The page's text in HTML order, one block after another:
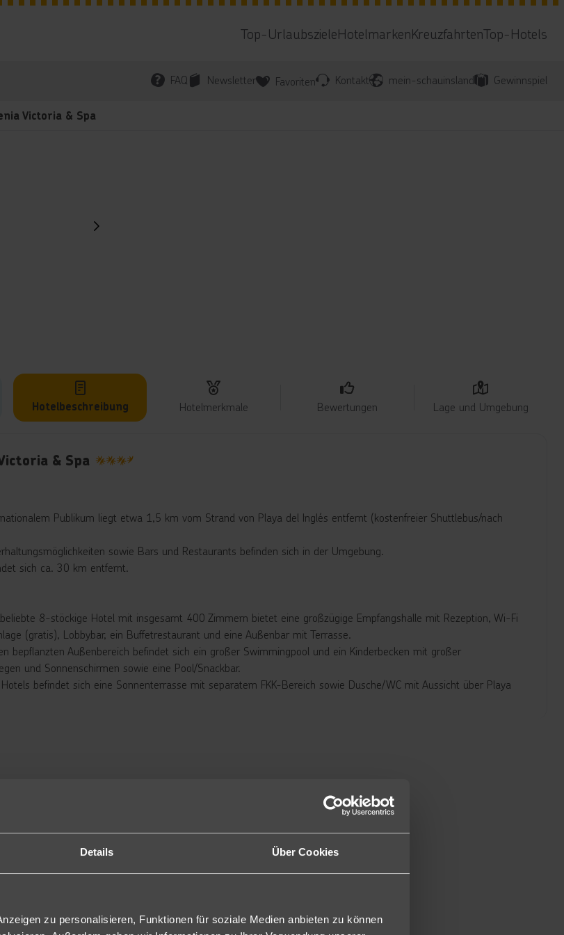
Details Über Cookies
zu personalisieren, Funktionen für soziale Medien anbieten zu können
Top-UrlaubszieleHotelmarkenKreuzfahrtenTop-Hotels
FAQ Newsletter Favoriten Kontakt mein-schauinsland Gewinnspiel
Victoria & Spa
Hotelbeschreibung Hotelmerkmale Bewertungen Lage und Umgebung
& Spa
Publikum liegt etwa 1,5 km vom Strand von Playa del Inglés entfernt (kostenfreier Shuttlebus/nach
sowie Bars und Restaurants befinden sich in der Umgebung.
sich ca. 30 km entfernt.
8-stöckige Hotel mit insgesamt 400 Zimmern bietet eine großzügige Empfangshalle mit Rezeption, Wi-Fi
(gratis), Lobbybar, ein Buffetrestaurant und eine Außenbar mit Terrasse.
bepflanzten Außenbereich befindet sich ein großer Swimmingpool und ein Kinderbecken mit großer
und Sonnenschirmen sowie eine Pool/Snackbar.
befindet sich eine Sonnenterrasse mit separatem FKK-Bereich sowie Dusche/WC mit Aussicht über Playa
in Buffetform mit Show-Cooking.
Mittag- und Abendessen in Buffetform. Snacks und Eis zu bestimmten Zeiten, nachmittags Kaffee und